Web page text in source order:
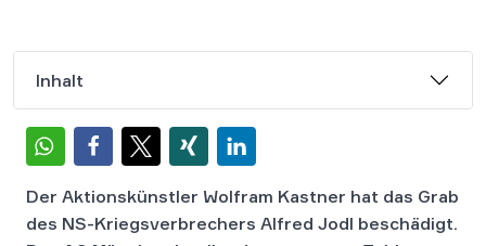
Inhalt
Der Aktionskünstler Wolfram Kastner hat das Grab
des NS-Kriegsverbrechers Alfred Jodl beschädigt.